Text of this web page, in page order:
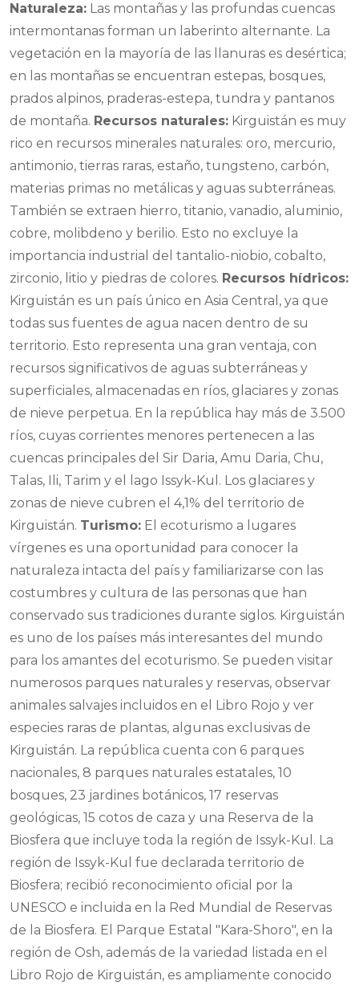
Naturaleza: Las montañas y las profundas cuencas
intermontanas forman un laberinto alternante. La
vegetación en la mayoría de las llanuras es desértica;
en las montañas se encuentran estepas, bosques,
prados alpinos, praderas-estepa, tundra y pantanos
de montaña. Recursos naturales: Kirguistán es muy
rico en recursos minerales naturales: oro, mercurio,
antimonio, tierras raras, estaño, tungsteno, carbón,
materias primas no metálicas y aguas subterráneas.
También se extraen hierro, titanio, vanadio, aluminio,
cobre, molibdeno y berilio. Esto no excluye la
importancia industrial del tantalio-niobio, cobalto,
zirconio, litio y piedras de colores. Recursos hídricos:
Kirguistán es un país único en Asia Central, ya que
todas sus fuentes de agua nacen dentro de su
territorio. Esto representa una gran ventaja, con
recursos significativos de aguas subterráneas y
superficiales, almacenadas en ríos, glaciares y zonas
de nieve perpetua. En la república hay más de 3.500
ríos, cuyas corrientes menores pertenecen a las
cuencas principales del Sir Daria, Amu Daria, Chu,
Talas, Ili, Tarim y el lago Issyk-Kul. Los glaciares y
zonas de nieve cubren el 4,1% del territorio de
Kirguistán. Turismo: El ecoturismo a lugares
vírgenes es una oportunidad para conocer la
naturaleza intacta del país y familiarizarse con las
costumbres y cultura de las personas que han
conservado sus tradiciones durante siglos. Kirguistán
es uno de los países más interesantes del mundo
para los amantes del ecoturismo. Se pueden visitar
numerosos parques naturales y reservas, observar
animales salvajes incluidos en el Libro Rojo y ver
especies raras de plantas, algunas exclusivas de
Kirguistán. La república cuenta con 6 parques
nacionales, 8 parques naturales estatales, 10
bosques, 23 jardines botánicos, 17 reservas
geológicas, 15 cotos de caza y una Reserva de la
Biosfera que incluye toda la región de Issyk-Kul. La
región de Issyk-Kul fue declarada territorio de
Biosfera; recibió reconocimiento oficial por la
UNESCO e incluida en la Red Mundial de Reservas
de la Biosfera. El Parque Estatal "Kara-Shoro", en la
región de Osh, además de la variedad listada en el
Libro Rojo de Kirguistán, es ampliamente conocido